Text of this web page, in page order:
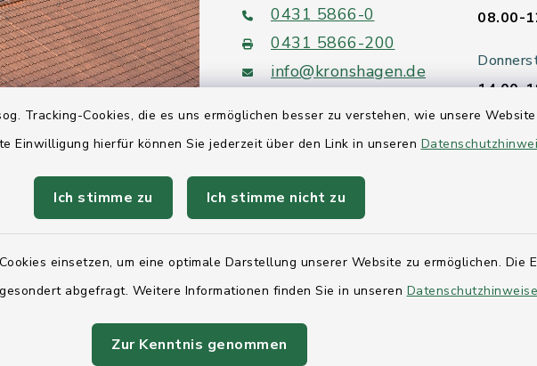
Tracking-Cookies, die es uns ermöglichen besser zu verstehen, wie unsere
Einwilligung hierfür können Sie jederzeit über den Link in unseren
Ich stimme zu Ich stimme nicht zu
einsetzen, um eine optimale Darstellung unserer Website zu ermöglichen. Die
abgefragt. Weitere Informationen finden Sie in unseren
Zur Kenntnis genommen
0431 5866-0
0431 5866-200
info@kronshagen.de
08.00-
14.00-
Quicklinks
Ihre Behördennummer 115
Holstein
Kreis Rendsburg-Eckernförde